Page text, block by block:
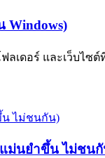
Windows)
เดอร์ และเว็บไซ
แม่นยำขึ้น ไม่ชน